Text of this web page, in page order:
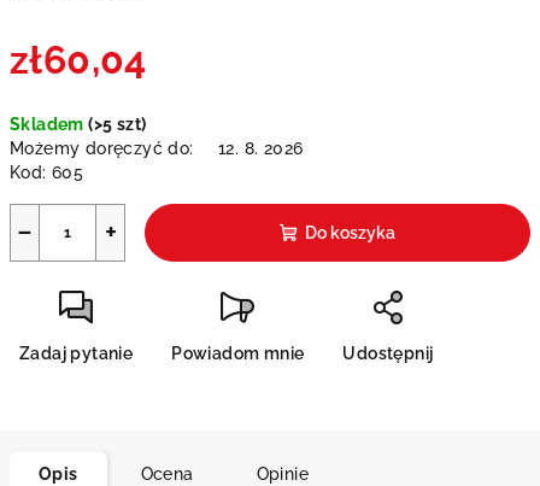
zł60,04
jednostkowa:
Skladem(>5 szt)
Możemy doręczyć do:
12. 8. 2026
Kod: 605
+
− Do koszyka
Zadaj pytanie Powiadom mnie Udostępnij
Opis Ocena Opinie